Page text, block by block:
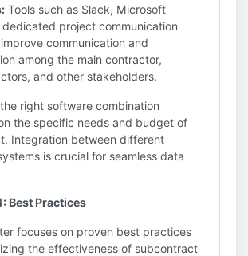
Tools such as Slack, Microsoft
dedicated project communication
communication and
among the main contractor,
and other stakeholders.
right software combination
the specific needs and budget of
Integration between different
is crucial for seamless data
Best Practices
focuses on proven best practices
the effectiveness of subcontract